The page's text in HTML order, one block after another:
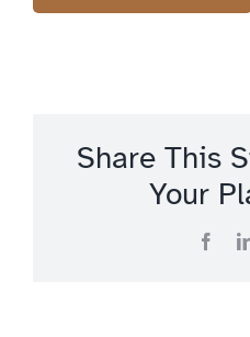
Share This
Your